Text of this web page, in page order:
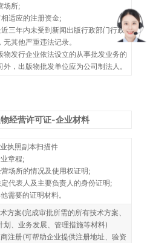
场所;
适应的注册资金;
三年内未受到新闻出版行政部门行政
无其他严重违法记录。
物发行企业依法设立的从事批发业务的
外，出版物批发单位应为公司制法人。
经营许可证-企业材料
执照副本扫描件
章程;
场所的情况及使用权证明;
代表人及主要负责人的身份证明;
需要的证明材料。
方案(完成审批所需的所有技术方案、
划、业务发展、管理措施等材料)
注册(可帮助企业提供注册地址、验资